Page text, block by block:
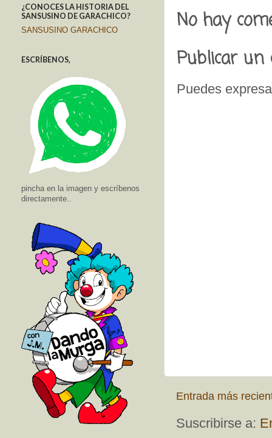
No hay
Publicar
Puedes
Entrada más
Suscribirse a:
¿CONOCES LA HISTORIA DEL
SANSUSINO DE GARACHICO?
SANSUSINO GARACHICO
ESCRÍBENOS,
pincha en la imagen y escríbenos
directamente..